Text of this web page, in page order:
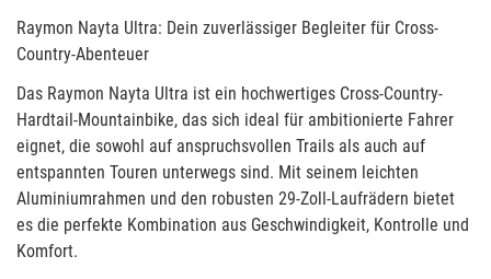
Raymon Nayta Ultra: Dein zuverlässiger Begleiter für Cross-
Country-Abenteuer
Das Raymon Nayta Ultra ist ein hochwertiges Cross-Country-
Hardtail-Mountainbike, das sich ideal für ambitionierte Fahrer
eignet, die sowohl auf anspruchsvollen Trails als auch auf
entspannten Touren unterwegs sind. Mit seinem leichten
Aluminiumrahmen und den robusten 29-Zoll-Laufrädern bietet
es die perfekte Kombination aus Geschwindigkeit, Kontrolle und
Komfort.